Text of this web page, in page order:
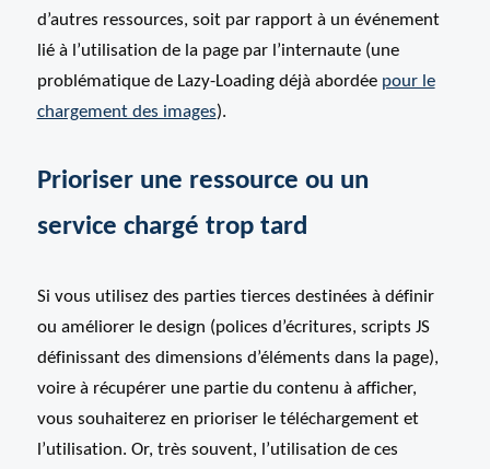
d’autres ressources, soit par rapport à un événement
lié à l’utilisation de la page par l’internaute (une
problématique de Lazy-Loading déjà abordée pour le
chargement des images).
Prioriser une ressource ou un
service chargé trop tard
Si vous utilisez des parties tierces destinées à définir
ou améliorer le design (polices d’écritures, scripts JS
définissant des dimensions d’éléments dans la page),
voire à récupérer une partie du contenu à afficher,
vous souhaiterez en prioriser le téléchargement et
l’utilisation. Or, très souvent, l’utilisation de ces